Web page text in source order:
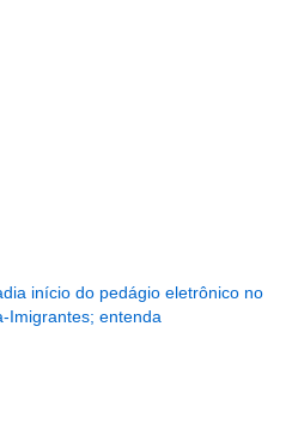
início do pedágio eletrônico no
Imigrantes; entenda